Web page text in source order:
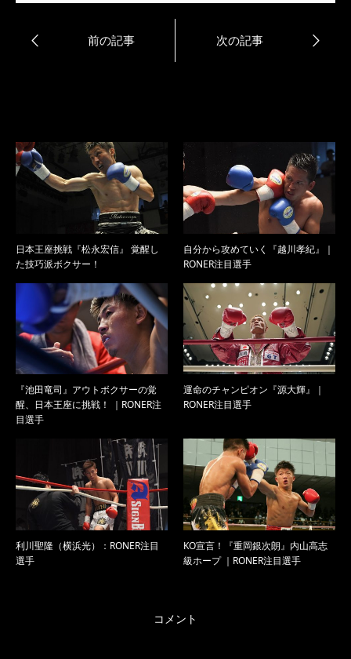
日本王座挑戦『松永宏信』 覚醒し
た技巧派ボクサー！
自分から攻めていく『越川孝紀』｜
RONER注目選手
『池田竜司』アウトボクサーの覚
醒、日本王座に挑戦！ ｜RONER注
目選手
運命のチャンピオン『源大輝』｜
RONER注目選手
利川聖隆（横浜光）：RONER注目
選手
KO宣言！『重岡銀次朗』内山高志
級ホープ ｜RONER注目選手
コメント